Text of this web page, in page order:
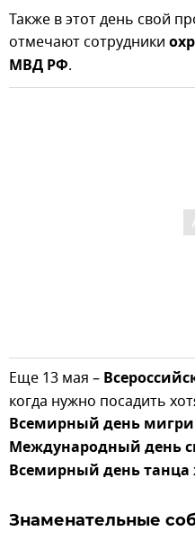
Также в этот день свой
отмечают сотрудники
МВД РФ.
Еще 13 мая –
когда нужно посадить
Всемирный день
Международный день
Всемирный день танца
Знаменательные